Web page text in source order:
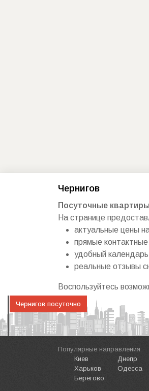
Чернигов посуточно
Чернигов
Посуточные
На странице
актуальные цены
прямые
удобный
реальные отзывы
Воспользуйтесь
Популярные направления:
Киев
Днепр
Харьков
Одесса
Берегово